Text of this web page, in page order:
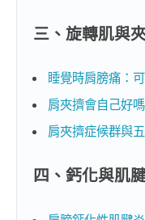
三、旋轉肌與
睡覺時肩膀痛：
肩夾擠會自己好
肩夾擠症候群與
四、鈣化與肌